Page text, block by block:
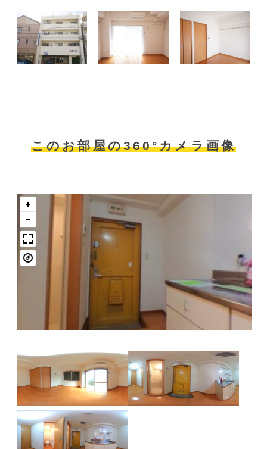
このお部屋の360°カメラ画像